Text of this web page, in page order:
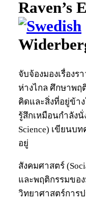
Raven’s
จับจ้องมองเรื่อง
ห่างไกล ศึกษาพฤ
คิดและสิ่งที่อยู่ข้า
รู้สึกเหมือนกำลังนั่
Science) เขียนบ
อยู่
สังคมศาสตร์
และพฤติกรรมขอ
วิทยาศาสตร์การ